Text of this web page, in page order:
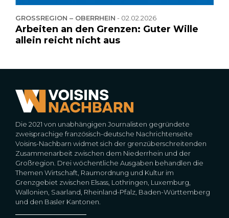
GROSSREGION – OBERRHEIN - 02.02.2026
Arbeiten an den Grenzen: Guter Wille
allein reicht nicht aus
Die 2021 von unabhängigen Journalisten gegründete
zweisprachige französisch-deutsche Nachrichtenseite
Voisins-Nachbarn widmet sich der grenzüberschreitenden
Zusammenarbeit zwischen dem Niederrhein und der
Großregion. Drei wöchentliche Ausgaben behandlen die
Themen Wirtschaft, Raumordnung und Kultur im
Grenzgebiet zwischen Elsass, Lothringen, Luxemburg,
Wallonien, Saarland, Rheinland-Pfalz, Baden-Württemberg
und den Basler Kantonen.